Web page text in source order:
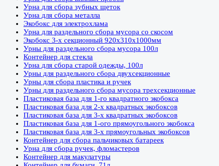
Урна для сбора зубных щеток
Урна для сбора металла
Экобокс для электрохлама
Урна для раздельного сбора мусора со скосом
Экобокс 3-х секционный 920х310х1000мм
Урны для раздельного сбора мусора 100л
Контейнер для стекла
Урна для сбора старой одежды, 100л
Урны для раздельного сбора двухсекционные
Урны для сбора пластика и ручек
Урны для раздельного сбора мусора трехсекционные
Пластиковая база для 1-го квадратного экобокса
Пластиковая база для 2-х квадратных экобоксов
Пластиковая база для 3-х квадратных экобоксов
Пластиковая база для 1-ого прямоугольного экобокса
Пластиковая база для 3-х прямоугольных экобоксов
Контейнер для сбора пальчиковых батареек
Урна для сбора ручек, фломастеров
Контейнер для макулатуры